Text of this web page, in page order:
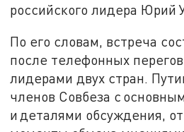
российского лидера Юрий
По его словам, встреча
после телефонных
лидерами двух стран.
членов Совбеза с
и деталями обсуждения,